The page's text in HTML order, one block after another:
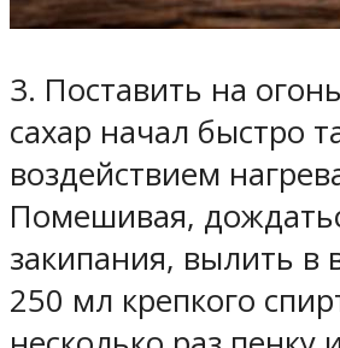
3. Поставить на
сахар начал быстро
воздействием
Помешивая,
закипания, вылить в
250 мл крепкого